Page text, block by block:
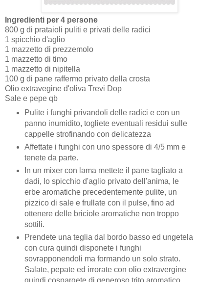
Ingredienti per 4 persone
800 g di prataioli puliti e privati delle radici
1 spicchio d'aglio
1 mazzetto di prezzemolo
1 mazzetto di timo
1 mazzetto di nipitella
100 g di pane raffermo privato della crosta
Olio extravegine d'oliva Trevi Dop
Sale e pepe qb
Pulite i funghi privandoli delle radici e con un
panno inumidito, togliete eventuali residui sulle
cappelle strofinando con delicatezza
Affettate i funghi con uno spessore di 4/5 mm e
tenete da parte.
In un mixer con lama mettete il pane tagliato a
dadi, lo spicchio d'aglio privato dell'anima, le
erbe aromatiche precedentemente pulite, un
pizzico di sale e frullate con il pulse, fino ad
ottenere delle briciole aromatiche non troppo
sottili.
Prendete una teglia dal bordo basso ed ungetela
con cura quindi disponete i funghi
sovrapponendoli ma formando un solo strato.
Salate, pepate ed irrorate con olio extravergine
quindi cospargete di generoso trito aromatico.